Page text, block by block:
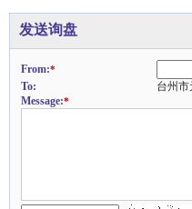
发送询盘
From:*
To:
台州市
Message:*